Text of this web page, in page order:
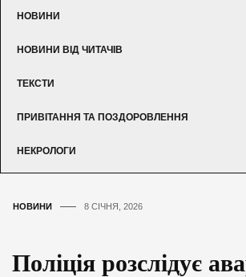
НОВИНИ
НОВИНИ ВІД ЧИТАЧІВ
ТЕКСТИ
ПРИВІТАННЯ ТА ПОЗДОРОВЛЕННЯ
НЕКРОЛОГИ
НОВИНИ 8 СІЧНЯ, 2026
Поліція розслідує